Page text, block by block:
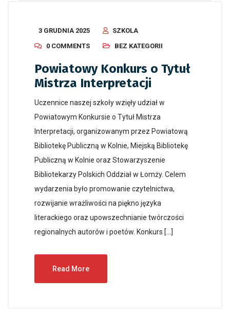
3 GRUDNIA 2025
SZKOLA
0 COMMENTS
BEZ KATEGORII
Powiatowy Konkurs o Tytuł
Mistrza Interpretacji
Uczennice naszej szkoły wzięły udział w
Powiatowym Konkursie o Tytuł Mistrza
Interpretacji, organizowanym przez Powiatową
Bibliotekę Publiczną w Kolnie, Miejską Bibliotekę
Publiczną w Kolnie oraz Stowarzyszenie
Bibliotekarzy Polskich Oddział w Łomży. Celem
wydarzenia było promowanie czytelnictwa,
rozwijanie wrażliwości na piękno języka
literackiego oraz upowszechnianie twórczości
regionalnych autorów i poetów. Konkurs […]
Read More